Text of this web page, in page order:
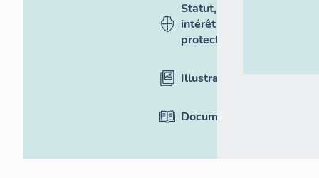
Statut,
intérêt et
protection
Illustrations
Documentation